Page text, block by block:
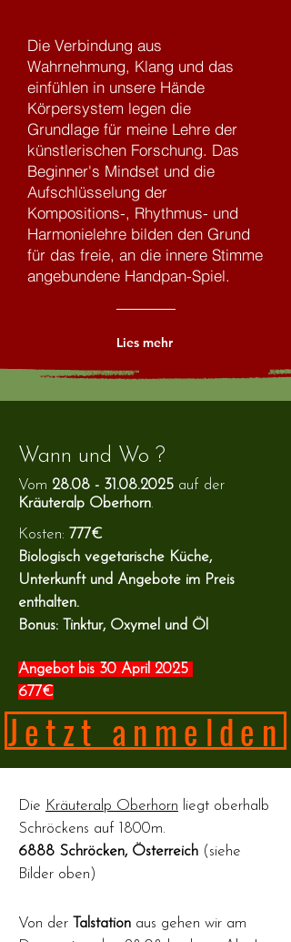
Die Verbindung aus
Wahrnehmung, Klang und das
einfühlen in unsere Hände
Körpersystem legen die
Grundlage für meine Lehre der
künstlerischen Forschung. Das
Beginner's Mindset und die
Aufschlüsselung der
Kompositions-, Rhythmus- und
Harmonielehre bilden den Grund
für das freie, an die innere Stimme
angebundene Handpan-Spiel.
Lies mehr
Wann und Wo ?
Vom 28.08 - 31.08.2025 auf der
Kräuteralp Oberhorn.
Kosten: 777€
Biologisch vegetarische Küche,
Unterkunft und Angebote im Preis
enthalten.
Bonus: Tinktur, Oxymel und Öl
Angebot bis 30 April 2025
677€
Jetzt anmelden
Die Kräuteralp Oberhorn liegt oberhalb
Schröckens auf 1800m.
6888 Schröcken, Österreich (siehe
Bilder oben)
Von der Talstation aus gehen wir am